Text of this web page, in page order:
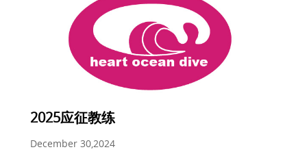
2025应征教练
December 30,2024